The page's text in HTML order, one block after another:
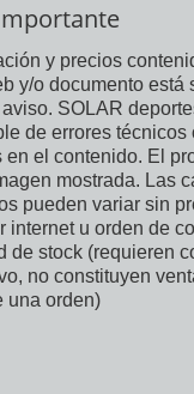
y precios
y/o documento está
SOLAR
de errores técnicos
en el contenido. El
mostrada. Las
pueden variar sin
internet u orden de
de stock (requieren
no constituyen
una orden)